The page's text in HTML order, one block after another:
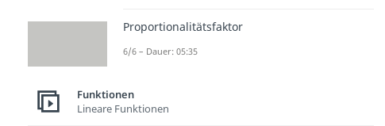
Proportionalitätsfaktor
6/6 – Dauer: 05:35
Funktionen
Lineare Funktionen